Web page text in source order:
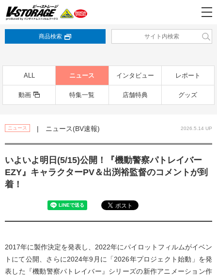
商品検索
ALL ニュース インタビュー レポート
動画 特集一覧 店舗特典 グッズ
ニュース | ニュース(BV速報) 2026.5.14 UP
いよいよ明日(5/15)公開！『機動警察パトレイバー
EZY』キャラクターPV＆出渕裕監督のコメントが到
着！
2017年に製作決定を発表し、2022年にパイロットフィルムがイベン
トにて公開、さらに2024年9月に「2026年プロジェクト始動」を発
表した『機動警察パトレイバー』シリーズの新作アニメーション作